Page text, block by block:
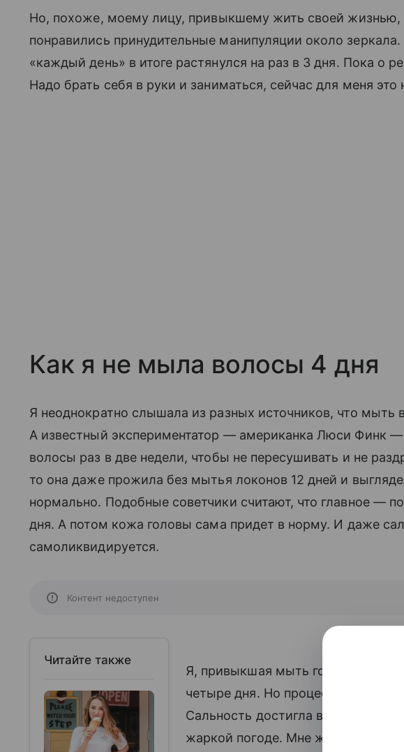
Но, похоже, моему лицу, привыкшему жить своей жизнью,
понравились принудительные манипуляции около
«каждый день» в итоге растянулся на раз в 3 дня. Пока о
Надо брать себя в руки и заниматься, сейчас для меня это
Как я не мыла волосы 4 дня
Я неоднократно слышала из разных источников, что мыть
А известный экспериментатор — американка Люси Финк
волосы раз в две недели, чтобы не пересушивать и не
то она даже прожила без мытья локонов 12 дней и
нормально. Подобные советчики считают, что главное —
дня. А потом кожа головы сама придет в норму. И даже
самоликвидируется.
Контент недоступен
Читайте также
Я, привыкшая мыть голову через
четыре дня. Но процесс
Сальность достигла всех
жаркой погоде. Мне же